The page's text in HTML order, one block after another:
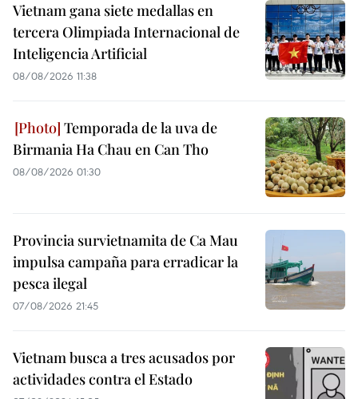
Vietnam gana siete medallas en
tercera Olimpiada Internacional de
Inteligencia Artificial
08/08/2026 11:38
Temporada de la uva de
Birmania Ha Chau en Can Tho
08/08/2026 01:30
Provincia survietnamita de Ca Mau
impulsa campaña para erradicar la
pesca ilegal
07/08/2026 21:45
Vietnam busca a tres acusados por
actividades contra el Estado